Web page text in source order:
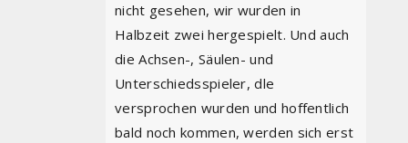
nicht gesehen, wir wurden in
Halbzeit zwei hergespielt. Und auch
die Achsen-, Säulen- und
Unterschiedsspieler, dle
versprochen wurden und hoffentlich
bald noch kommen, werden sich erst